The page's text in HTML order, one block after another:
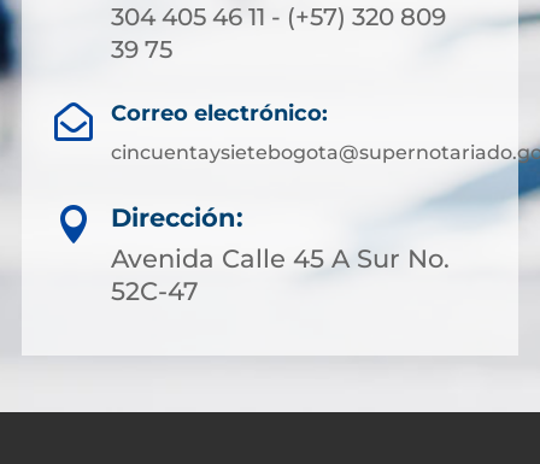
304 405 46 11 - (+57) 320 809
39 75
 Correo electrónico:

Dirección:
Avenida Calle 45 A Sur No.
52C-47